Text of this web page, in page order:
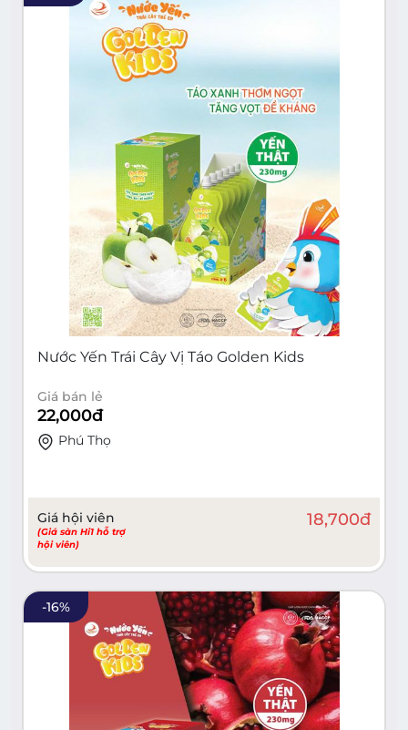
Nước Yến Trái Cây Vị Táo Golden Kids
Giá bán lẻ
22,000đ
Phú Thọ
Giá hội viên
(Giá sàn Hi1 hỗ trợ
hội viên)
18,700đ
-16%